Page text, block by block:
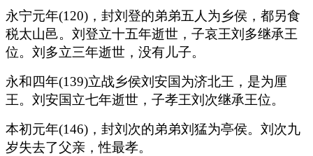
永宁元年(120)，封刘登的弟弟五人为乡侯，都另食
税太山邑。刘登立十五年逝世，子哀王刘多继承王
位。刘多立三年逝世，没有儿子。
永和四年(139)立战乡侯刘安国为济北王，是为厘
王。刘安国立七年逝世，子孝王刘次继承王位。
本初元年(146)，封刘次的弟弟刘猛为亭侯。刘次九
岁失去了父亲，性最孝。